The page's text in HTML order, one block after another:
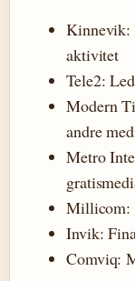
Kinnevik:
aktivitet
Tele2:
Modern
andre
Metro
Millicom:
Invik:
Comviq: